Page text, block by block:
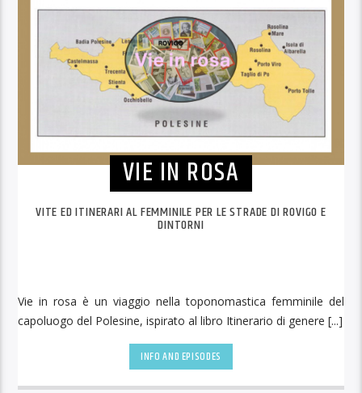
VIE IN ROSA
VITE ED ITINERARI AL FEMMINILE PER LE STRADE DI ROVIGO E
DINTORNI
Vie in rosa è un viaggio nella toponomastica femminile del
capoluogo del Polesine, ispirato al libro Itinerario di genere [...]
INFO AND EPISODES